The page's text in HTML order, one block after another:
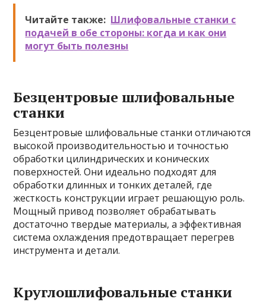
Читайте также: Шлифовальные станки с
подачей в обе стороны: когда и как они
могут быть полезны
Безцентровые шлифовальные
станки
Безцентровые шлифовальные станки отличаются
высокой производительностью и точностью
обработки цилиндрических и конических
поверхностей. Они идеально подходят для
обработки длинных и тонких деталей, где
жесткость конструкции играет решающую роль.
Мощный привод позволяет обрабатывать
достаточно твердые материалы, а эффективная
система охлаждения предотвращает перегрев
инструмента и детали.
Круглошлифовальные станки